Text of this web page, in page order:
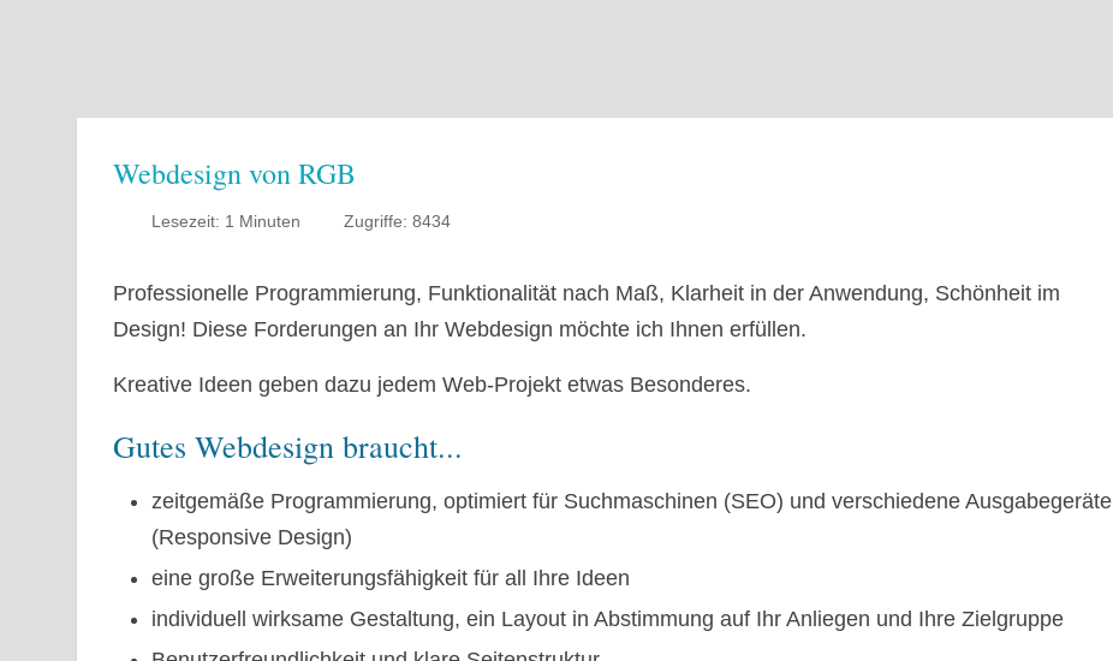
Webdesign von RGB
Lesezeit: 1 Minuten Zugriffe: 8434
Professionelle Programmierung, Funktionalität nach Maß, Klarheit in der Anwendung, Schönheit im
Design! Diese Forderungen an Ihr Webdesign möchte ich Ihnen erfüllen.
Kreative Ideen geben dazu jedem Web-Projekt etwas Besonderes.
Gutes Webdesign braucht...
zeitgemäße Programmierung, optimiert für Suchmaschinen (SEO) und verschiedene Ausgabegeräte
(Responsive Design)
eine große Erweiterungsfähigkeit für all Ihre Ideen
individuell wirksame Gestaltung, ein Layout in Abstimmung auf Ihr Anliegen und Ihre Zielgruppe